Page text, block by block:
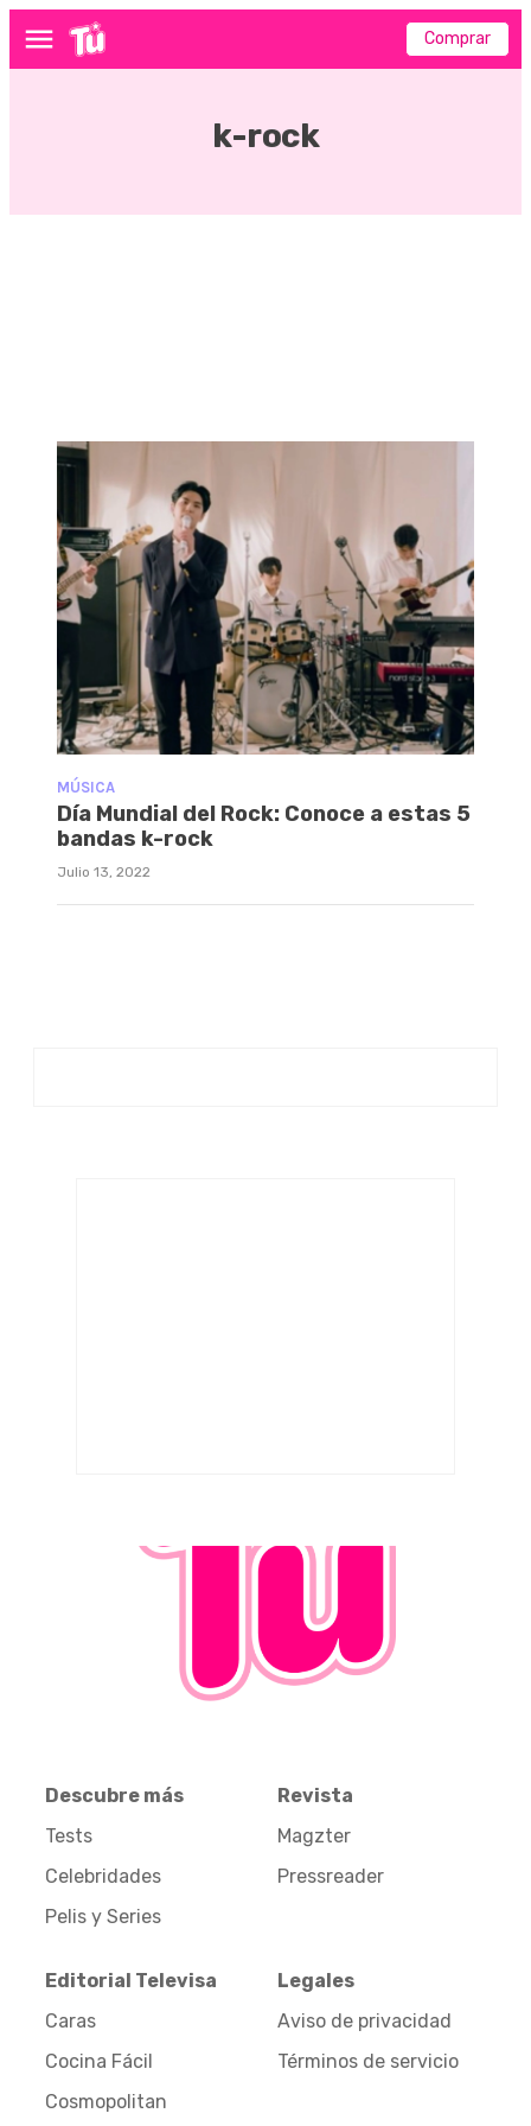
Menú Comprar
k-rock
MÚSICA
Día Mundial del Rock: Conoce a estas 5
bandas k-rock
Julio 13, 2022
Descubre más
Tests
Celebridades
Pelis y Series
Revista
Magzter
Pressreader
Editorial Televisa
Caras
Cocina Fácil
Cosmopolitan
Legales
Aviso de privacidad
Términos de servicio